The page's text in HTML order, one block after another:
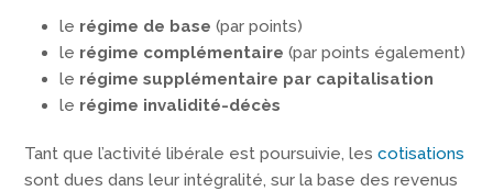
le régime de base (par points)
le régime complémentaire (par points également)
le régime supplémentaire par capitalisation
le régime invalidité-décès
Tant que l’activité libérale est poursuivie, lescotisations
sont dues dans leur intégralité, sur la base des revenus